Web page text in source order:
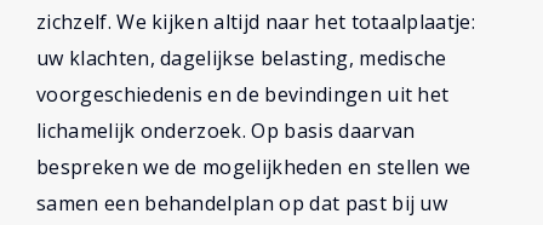
zichzelf. We kijken altijd naar het totaalplaatje:
uw klachten, dagelijkse belasting, medische
voorgeschiedenis en de bevindingen uit het
lichamelijk onderzoek. Op basis daarvan
bespreken we de mogelijkheden en stellen we
samen een behandelplan op dat past bij uw